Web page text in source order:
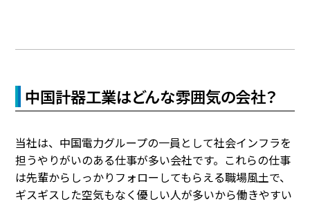
中国計器工業はどんな雰囲気の会社？
当社は、中国電力グループの一員として社会インフラを
担うやりがいのある仕事が多い会社です。これらの仕事
は先輩からしっかりフォローしてもらえる職場風土で、
ギスギスした空気もなく優しい人が多いから働きやすい